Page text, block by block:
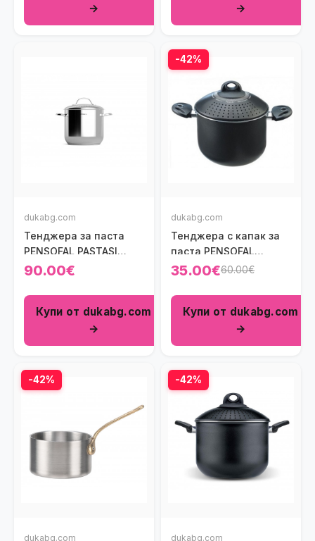
→
→
dukabg.com
Тенджера за паста
PENSOFAL PASTASI
5000 мл.
90.00€
Купи от dukabg.com
→
-42%
dukabg.com
Тенджера с капак за
паста PENSOFAL
BIOSTONE 5000 мл.
35.00€60.00€
Купи от dukabg.com
→
-42%
dukabg.com
-42%
dukabg.com